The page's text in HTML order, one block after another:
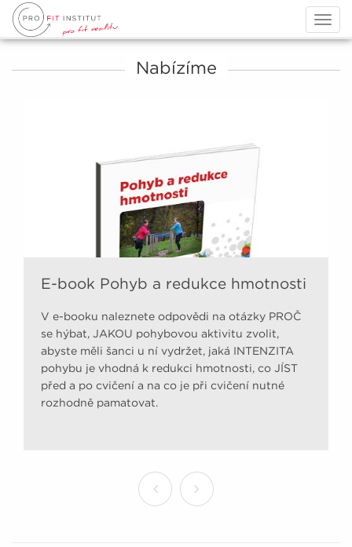
Nabízíme
E-book Pohyb a redukce hmotnosti
V e-booku naleznete odpovědi na otázky PROČ
se hýbat, JAKOU pohybovou aktivitu zvolit,
abyste měli šanci u ní vydržet, jaká INTENZITA
pohybu je vhodná k redukci hmotnosti, co JÍST
před a po cvičení a na co je při cvičení nutné
rozhodně pamatovat.